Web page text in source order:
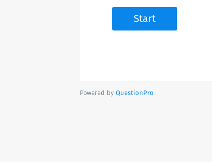
Start
Powered by QuestionPro